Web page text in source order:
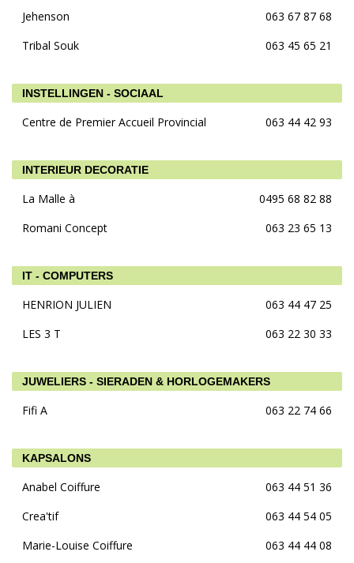
Jehenson
063 67 87 68
Tribal Souk
063 45 65 21
INSTELLINGEN - SOCIAAL
Centre de Premier Accueil Provincial 063 44 42 93
INTERIEUR DECORATIE
La Malle à
0495 68 82 88
Romani Concept
063 23 65 13
IT - COMPUTERS
HENRION JULIEN
063 44 47 25
LES 3 T
063 22 30 33
JUWELIERS - SIERADEN & HORLOGEMAKERS
Fifi A 063 22 74 66
KAPSALONS
Anabel Coiffure
063 44 51 36
Crea'tif
063 44 54 05
Marie-Louise Coiffure
063 44 44 08